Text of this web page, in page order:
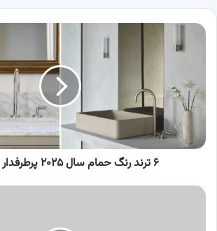
۶
سال
۲۰۲۵
جذاب!
۶ ترند رنگ حمام سال ۲۰۲۵ پرطرفدار و جذاب!
برنامه